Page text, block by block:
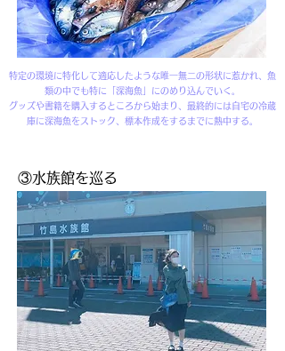
特定の環境に特化して適応したような唯一無二の形状に惹かれ、魚
類の中でも特に「深海魚」にのめり込んでいく。
グッズや書籍を購入するところから始まり、最終的には自宅の冷蔵
庫に深海魚をストック、標本作成をするまでに熱中する。
③水族館を巡る